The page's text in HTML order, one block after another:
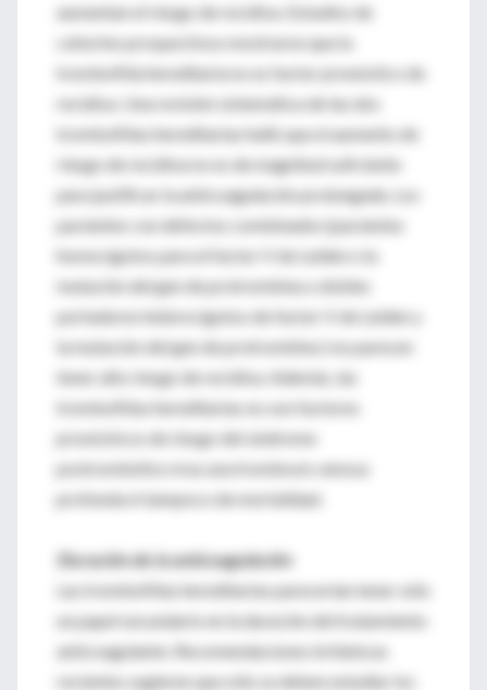
aumentan el riesgo de recidiva. Estudios de
cohortes prospectivos mostraron que la
trombofilia hereditaria no es factor pronóstico de
recidiva. Una revisión sistemática de las dos
trombofilias hereditarias halló que el aumento de
riesgo de recidiva no es de magnitud suficiente
para justificar la anticoagulación prolongada. Los
pacientes con defectos combinados (pacientes
homocigotos para el factor V de Leiden o la
mutación del gen de protrombina o dobles
portadores heterocigotos de factor V de Leiden y
la mutación del gen de protrombina ) no parecen
tener alto riesgo de recidiva. Además, las
trombofilias hereditarias no son factores
pronósticos de riesgo del síndrome
postrombótico tras una trombosis venosa
profunda ni tampoco de mortalidad.
Duración de la anticoagulación
Las trombofilias hereditarias parecerían tener sólo
un papel secundario en la duración del tratamiento
anticoagulante. Recomendaciones británicas
recientes sugieren que sólo se deben estudiar los